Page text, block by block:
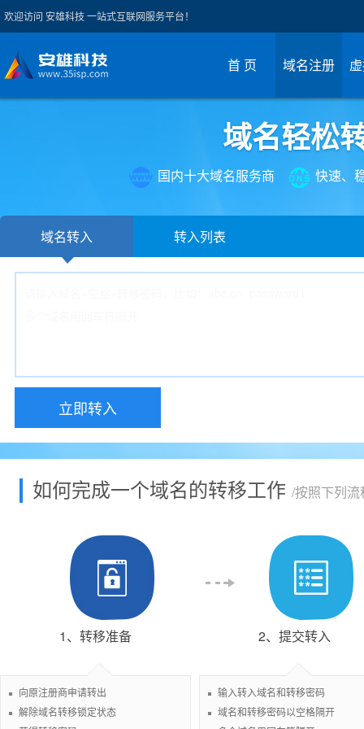
欢迎访问 安雄科技 一站式互联网服务平台！
首 页 域名注册
域名轻松
国内十大域名服务商 快速、
域名转入 转入列表
立即转入
如何完成一个域名的转移工作 /按照下列
1、转移准备
向原注册商申请转出
解除域名转移锁定状态
2、提交转入
输入转入域名和转移密码
域名和转移密码以空格隔开